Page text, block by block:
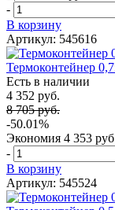
-
В корзину
Артикул: 545616
Термоконтейнер
Есть в наличии
4 352 руб.
8 705 руб.
-50.01%
Экономия 4 353
-
В корзину
Артикул: 545524